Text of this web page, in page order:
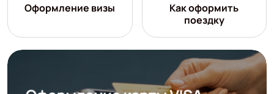
Оформление визы
Как оформить
поездку